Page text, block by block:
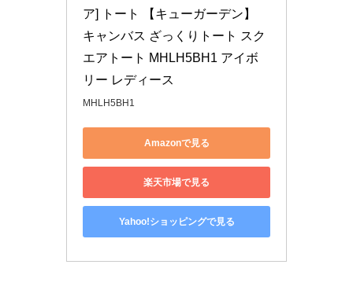
ア] トート 【キューガーデン】
キャンバス ざっくりトート スク
エアトート MHLH5BH1 アイボ
リー レディース
MHLH5BH1
Amazonで見る
楽天市場で見る
Yahoo!ショッピングで見る